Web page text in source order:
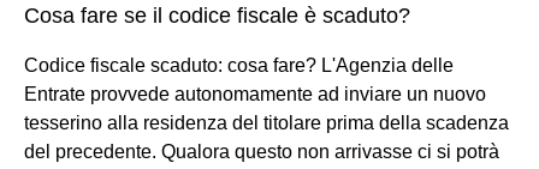
Cosa fare se il codice fiscale è scaduto?
Codice fiscale scaduto: cosa fare? L'Agenzia delle
Entrate provvede autonomamente ad inviare un nuovo
tesserino alla residenza del titolare prima della scadenza
del precedente. Qualora questo non arrivasse ci si potrà